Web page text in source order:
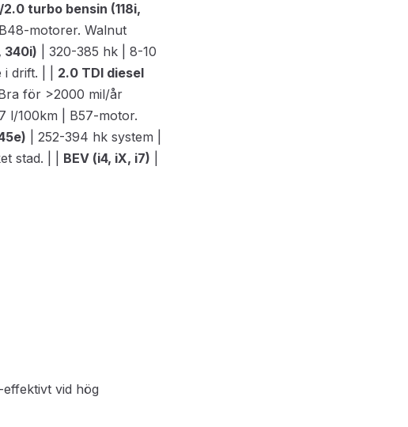
2.0 turbo bensin (118i,
motorer. Walnut
340i) | 320-385 hk | 8-10
drift. | | 2.0 TDI diesel
för >2000 mil/år
l/100km | B57-motor.
| 252-394 hk system |
stad. | | BEV (i4, iX, i7)
vid hög